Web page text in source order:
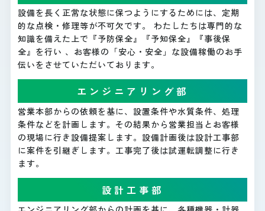
設備を長く正常な状態に保つようにするためには、定期
的な点検・修理等が不可欠です。 わたしたちは専門的な
知識を備えた上で『予防保全』『予知保全』『事後保
全』を行い 、お客様の「安心・安全」な設備稼働のお手
伝いをさせていただいております。
エンジニアリング部
営業本部からの依頼を基に、設置条件や水質条件、処理
条件などを計画します。その結果から営業担当とお客様
の現場に行き設備提案します。設備計画後は設計工事部
に案件を引継ぎします。工事完了後は試運転調整に行き
ます。
設計工事部